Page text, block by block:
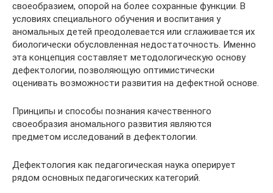
своеобразием, опорой на более сохранные функции. В
условиях специального обучения и воспитания у
аномальных детей преодолевается или сглаживается их
биологически обусловленная недостаточность. Именно
эта концепция составляет методологическую основу
дефектологии, позволяющую оптимистически
оценивать возможности развития на дефектной основе.
Принципы и способы познания качественного
своеобразия аномального развития являются
предметом исследований в дефектологии.
Дефектология как педагогическая наука оперирует
рядом основных педагогических категорий.